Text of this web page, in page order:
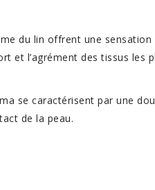
du lin offrent une
et l’agrément des tissus les
se caractérisent par une
de la peau.